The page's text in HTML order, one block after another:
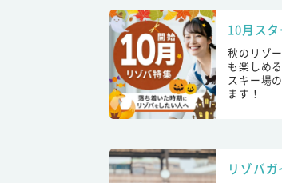
10月ス
秋のリゾ
も楽しめ
スキー場
ます！
リゾバガ